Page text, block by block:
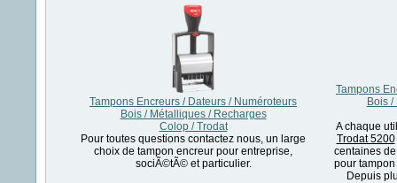
Tampons Encreurs / Dateurs / Numéroteurs
Bois / Métalliques / Recharges
Colop / Trodat
Pour toutes questions contactez nous, un large
choix de tampon encreur pour entreprise,
sociÃ©tÃ© et particulier.
Tampons
Bois
A chaque
Trodat 5200
centaines
pour
Depuis